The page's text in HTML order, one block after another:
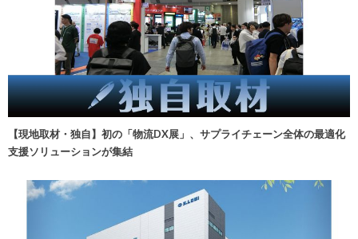
【現地取材・独自】初の「物流DX展」、サプライチェーン全体の最適化
支援ソリューションが集結